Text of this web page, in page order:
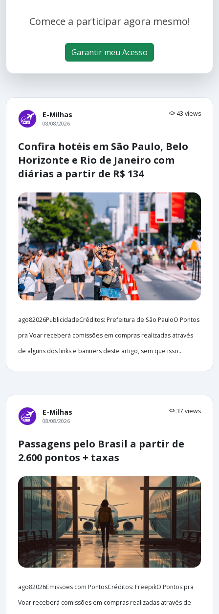
Comece a participar agora mesmo!
Garantir meu Acesso
E-Milhas 43 views
08/08/2026
Confira hotéis em São Paulo, Belo
Horizonte e Rio de Janeiro com
diárias a partir de R$ 134
ago82026PublicidadeCréditos: Prefeitura de São PauloO Pontos
pra Voar receberá comissões em compras realizadas através
de alguns dos links e banners deste artigo, sem que isso...
E-Milhas 37 views
08/08/2026
Passagens pelo Brasil a partir de
2.600 pontos + taxas
ago82026Emissões com PontosCréditos: FreepikO Pontos pra
Voar receberá comissões em compras realizadas através de